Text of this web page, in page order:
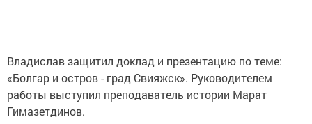
Владислав защитил доклад и презентацию по теме:
«Болгар и остров - град Свияжск». Руководителем
работы выступил преподаватель истории Марат
Гимазетдинов.